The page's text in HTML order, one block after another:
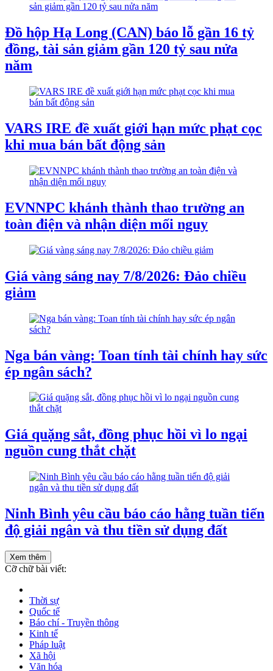
Đồ hộp Hạ Long (CAN) báo lỗ gần 16 tỷ
đồng, tài sản giảm gần 120 tỷ sau nửa
năm
VARS IRE đề xuất giới hạn mức phạt cọc
khi mua bán bất động sản
EVNNPC khánh thành thao trường an
toàn điện và nhận diện mối nguy
Giá vàng sáng nay 7/8/2026: Đảo chiều
giảm
Nga bán vàng: Toan tính tài chính hay sức
ép ngân sách?
Giá quặng sắt, đồng phục hồi vì lo ngại
nguồn cung thắt chặt
Ninh Bình yêu cầu báo cáo hằng tuần tiến
độ giải ngân và thu tiền sử dụng đất
Xem thêm
Cỡ chữ bài viết:
Thời sự
Quốc tế
Báo chí - Truyền thông
Kinh tế
Pháp luật
Xã hội
Văn hóa